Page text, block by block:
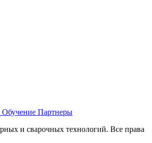
Обучение Партнеры
и сварочных технологий. Все права